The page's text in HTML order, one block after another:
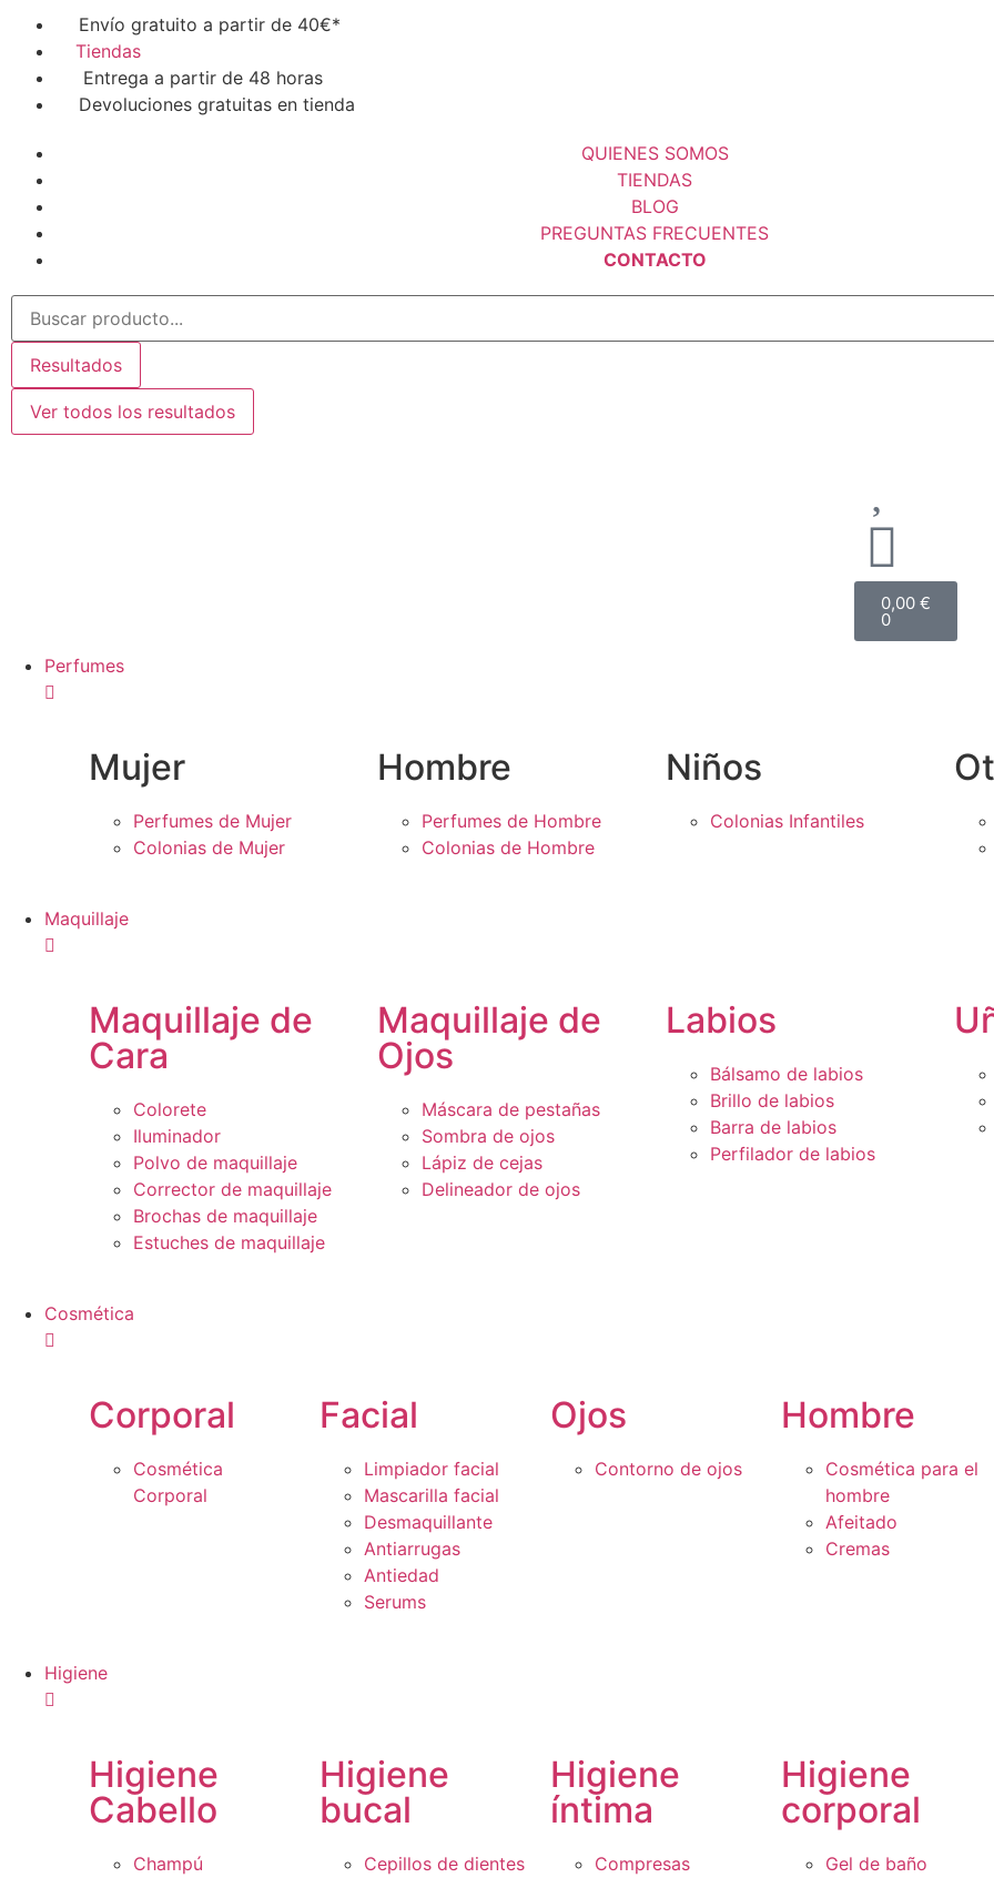
Envío gratuito a partir de 40€*
Tiendas
Entrega a partir de 48 horas
Devoluciones gratuitas en tienda
QUIENES SOMOS
TIENDAS
BLOG
PREGUNTAS FRECUENTES
CONTACTO
Resultados
Ver todos los resultados
0,00 €
0
Perfumes
Mujer
Perfumes de Mujer
Colonias de Mujer
Hombre
Perfumes de Hombre
Colonias de Hombre
Niños
Colonias Infantiles
Maquillaje
Maquillaje de
Cara
Colorete
Iluminador
Polvo de maquillaje
Corrector de maquillaje
Brochas de maquillaje
Estuches de maquillaje
Maquillaje de
Ojos
Máscara de pestañas
Sombra de ojos
Lápiz de cejas
Delineador de ojos
Labios
Bálsamo de labios
Brillo de labios
Barra de labios
Perfilador de labios
Cosmética
Corporal
Cosmética
Corporal
Facial
Limpiador facial
Mascarilla facial
Desmaquillante
Antiarrugas
Antiedad
Serums
Ojos
Contorno de ojos
Hombre
Cosmética para el
hombre
Afeitado
Cremas
Higiene
Higiene
Cabello
Champú
Higiene
bucal
Cepillos de dientes
Higiene
íntima
Compresas
Higiene
corporal
Gel de baño